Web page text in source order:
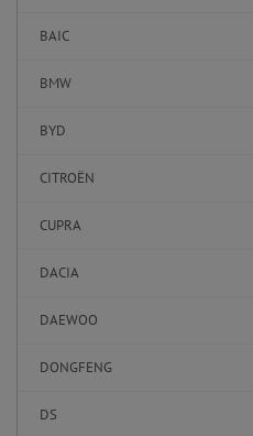
BAIC
BMW
BYD
CITROËN
CUPRA
DACIA
DAEWOO
DONGFENG
DS